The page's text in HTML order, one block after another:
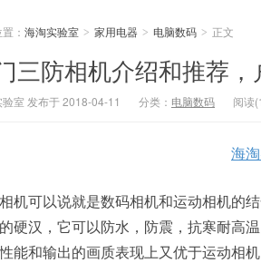
： 海淘实验室 > 家用电器 > 电脑数码 > 正文
三防相机介绍和推荐，
室 发布于 2018-04-11 分类： 电脑数码 阅读
海
机可以说就是数码相机和运动相机的
硬汉，它可以防水，防震，抗寒耐高
能和输出的画质表现上又优于运动相